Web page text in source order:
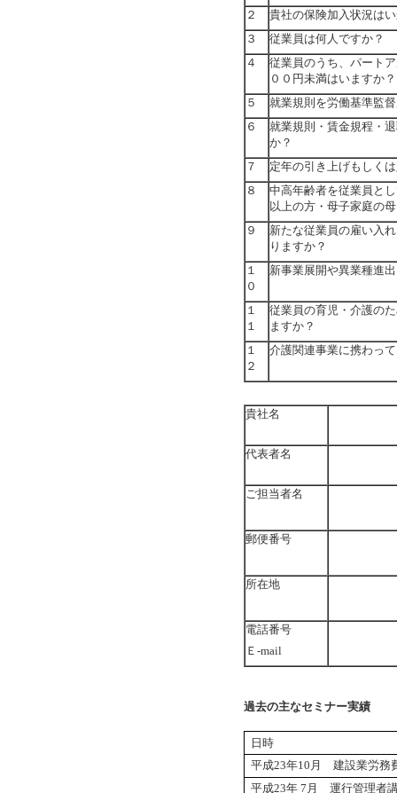
２
貴社の保険加入状況は
３
従業員は何人ですか？
４
従業員のうち、パート
００円未満はいますか？
５
就業規則を労働基準監
６
就業規則・賃金規程・
か？
７
定年の引き上げもしく
８
中高年齢者を従業員と
以上の方・母子家庭の
９
新たな従業員の雇い入
りますか？
１
０
新事業展開や異業種進
１
１
従業員の育児・介護の
ますか？
１
２
介護関連事業に携わっ
貴社名
代表者名
ご担当者名
郵便番号
所在地
電話番号
Ｅ-mail
過去の主なセミナー実績
日時
平成23年10 月 建設業労務
平成23年7 月 運行管理者